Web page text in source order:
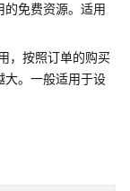
的免费资源。适用
，按照订单的购买
大。一般适用于设